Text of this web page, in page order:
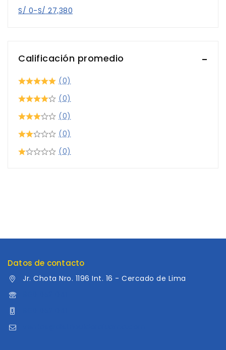
Unidad De Revelado
S/ 0-S/ 27,380
Calificación promedio
(0)
(0)
(0)
(0)
(0)
Datos de contacto
Jr. Chota Nro. 1196 Int. 16 - Cercado de Lima